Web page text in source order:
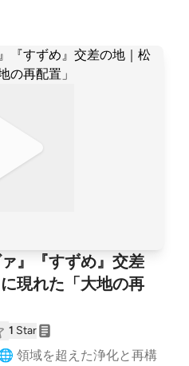
メント・レター送信ができ
65e9438c3e0b28c
』『すずめ』交差
現れた「大地の再
1 Star
領域を超えた浄化と再構